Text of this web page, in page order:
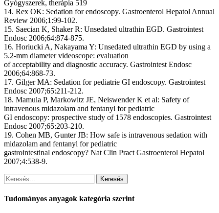
Gyógyszerek, therápia 519
14. Rex OK: Sedation for endoscopy. Gastroenterol Hepatol Annual
Review 2006;1:99-102.
15. Saecian K, Shaker R: Unsedated ultrathin EGD. Gastrointest
Endosc 2006;64:874-875.
16. Horiucki A, Nakayama Y: Unsedated ultrathin EGD by using a
5.2-mm diameter videoscope: evaluation
of acceptability and diagnostic accuracy. Gastrointest Endosc
2006;64:868-73.
17. Gilger MA: Sedation for pediatrie GI endoscopy. Gastrointest
Endosc 2007;65:211-212.
18. Mamula P, Markowitz JE, Neiswender K et al: Safety of
intravenous midazolam and fentanyl for pediatric
GI endoscopy: prospective study of 1578 endoscopies. Gastrointest
Endosc 2007;65:203-210.
19. Cohen MB, Gunter JB: How safe is intravenous sedation with
midazolam and fentanyl for pediatric
gastrointestinal endoscopy? Nat Clin Pract Gastroenterol Hepatol
2007;4:538-9.
Keresés
Tudományos anyagok kategória szerint